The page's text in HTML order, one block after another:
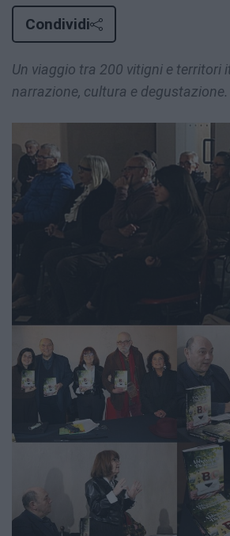
Condividi
Un viaggio tra 200 vitigni e territori
narrazione, cultura e degustazione.